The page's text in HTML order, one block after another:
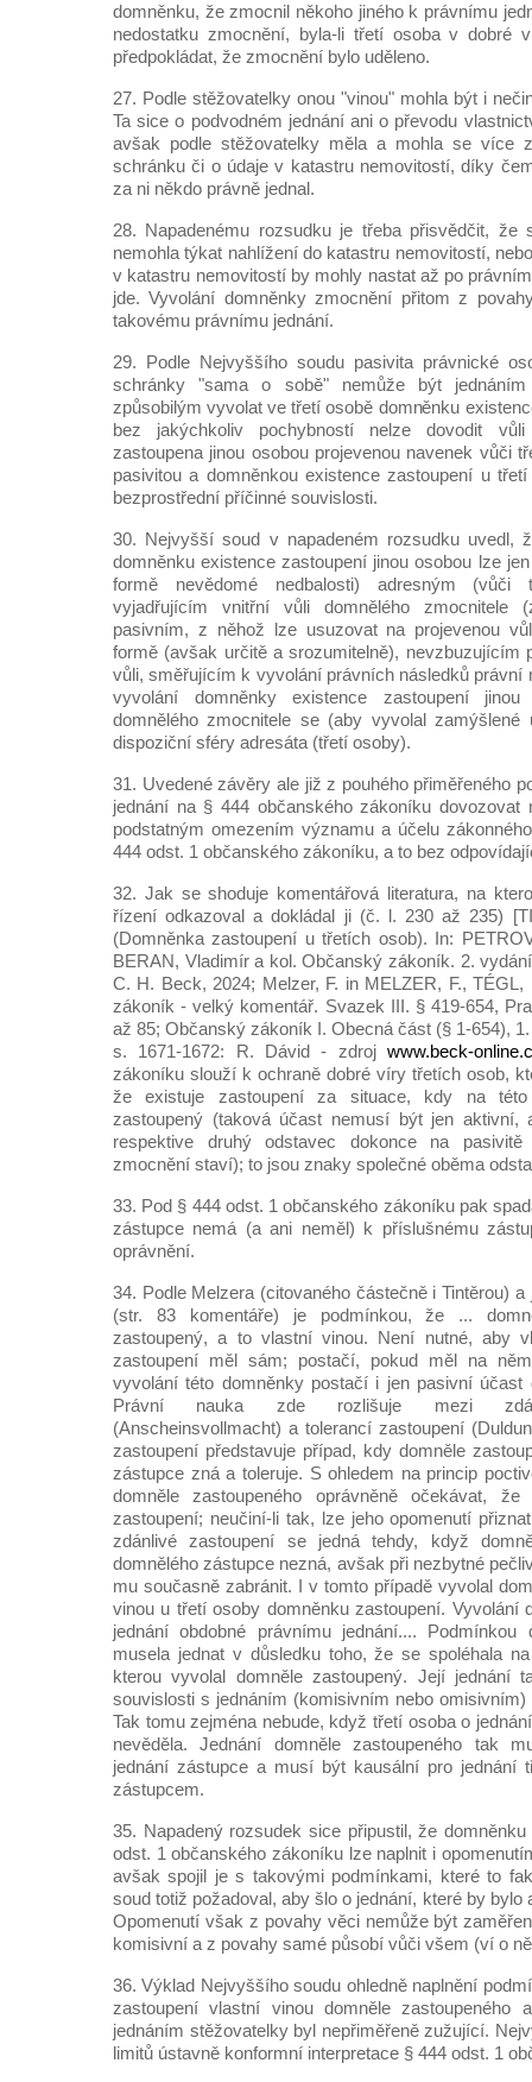
domněnku, že zmocnil někoho jiného k právnímu
nedostatku zmocnění, byla-li třetí osoba v dobré
předpokládat, že zmocnění bylo uděleno.
27. Podle stěžovatelky onou "vinou" mohla být i
Ta sice o podvodném jednání ani o převodu
avšak podle stěžovatelky měla a mohla se více
schránku či o údaje v katastru nemovitostí, díky
za ni někdo právně jednal.
28. Napadenému rozsudku je třeba přisvědčit, že
nemohla týkat nahlížení do katastru nemovitostí,
v katastru nemovitostí by mohly nastat až po
jde. Vyvolání domněnky zmocnění přitom z
takovému právnímu jednání.
29. Podle Nejvyššího soudu pasivita právnické
schránky "sama o sobě" nemůže být
způsobilým vyvolat ve třetí osobě domněnku
bez jakýchkoliv pochybností nelze dovodit
zastoupena jinou osobou projevenou navenek vůči
pasivitou a domněnkou existence zastoupení u
bezprostřední příčinné souvislosti.
30. Nejvyšší soud v napadeném rozsudku uvedl,
domněnku existence zastoupení jinou osobou lze
formě nevědomé nedbalosti) adresným (vůči
vyjadřujícím vnitřní vůli domnělého zmocnitele
pasivním, z něhož lze usuzovat na projevenou
formě (avšak určitě a srozumitelně), nevzbuzujícím
vůli, směřujícím k vyvolání právních následků právní
vyvolání domněnky existence zastoupení
domnělého zmocnitele se (aby vyvolal
dispoziční sféry adresáta (třetí osoby).
31. Uvedené závěry ale již z pouhého přiměřeného
jednání na § 444 občanského zákoníku dovozovat
podstatným omezením významu a účelu
444 odst. 1 občanského zákoníku, a to bez
32. Jak se shoduje komentářová literatura, na
řízení odkazoval a dokládal ji (č. l. 230 až 235)
(Domněnka zastoupení u třetích osob). In:
BERAN, Vladimír a kol. Občanský zákoník. 2.
C. H. Beck, 2024; Melzer, F. in MELZER, F.,
zákoník - velký komentář. Svazek III. § 419-654,
až 85; Občanský zákoník I. Obecná část (§ 1-654),
s. 1671-1672: R. Dávid - zdroj www.beck-
zákoníku slouží k ochraně dobré víry třetích osob,
že existuje zastoupení za situace, kdy na
zastoupený (taková účast nemusí být jen
respektive druhý odstavec dokonce na
zmocnění staví); to jsou znaky společné oběma
33. Pod § 444 odst. 1 občanského zákoníku pak
zástupce nemá (a ani neměl) k příslušnému
oprávnění.
34. Podle Melzera (citovaného částečně i Tintěrou)
(str. 83 komentáře) je podmínkou, že ...
zastoupený, a to vlastní vinou. Není nutné, aby
zastoupení měl sám; postačí, pokud měl na
vyvolání této domněnky postačí i jen pasivní účast
Právní nauka zde rozlišuje mezi
(Anscheinsvollmacht) a tolerancí zastoupení
zastoupení představuje případ, kdy domněle
zástupce zná a toleruje. S ohledem na princip
domněle zastoupeného oprávněně očekávat,
zastoupení; neučiní-li tak, lze jeho opomenutí
zdánlivé zastoupení se jedná tehdy, když
domnělého zástupce nezná, avšak při nezbytné
mu současně zabránit. I v tomto případě vyvolal
vinou u třetí osoby domněnku zastoupení. Vyvolání
jednání obdobné právnímu jednání....
musela jednat v důsledku toho, že se spoléhala
kterou vyvolal domněle zastoupený. Její jednání
souvislosti s jednáním (komisivním nebo omisivním)
Tak tomu zejména nebude, když třetí osoba o
nevěděla. Jednání domněle zastoupeného tak
jednání zástupce a musí být kausální pro jednání
zástupcem.
35. Napadený rozsudek sice připustil, že
odst. 1 občanského zákoníku lze naplnit i
avšak spojil je s takovými podmínkami, které to
soud totiž požadoval, aby šlo o jednání, které by bylo
Opomenutí však z povahy věci nemůže být
komisivní a z povahy samé působí vůči všem (ví o
36. Výklad Nejvyššího soudu ohledně naplnění
zastoupení vlastní vinou domněle zastoupeného
jednáním stěžovatelky byl nepřiměřeně zužující.
limitů ústavně konformní interpretace § 444 odst. 1